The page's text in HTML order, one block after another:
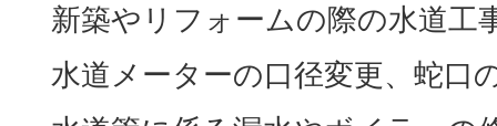
新築やリフォームの際の水道工
水道メーターの口径変更、蛇口